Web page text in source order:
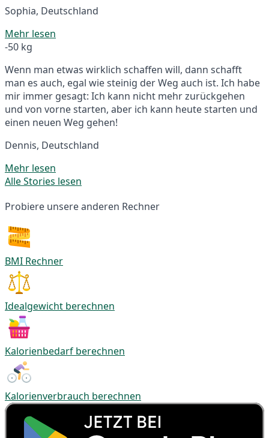
Sophia, Deutschland
Mehr lesen
-50 kg
Wenn man etwas wirklich schaffen will, dann schafft
man es auch, egal wie steinig der Weg auch ist. Ich habe
mir immer gesagt: Ich kann nicht mehr zurückgehen
und von vorne starten, aber ich kann heute starten und
einen neuen Weg gehen!
Dennis, Deutschland
Mehr lesen
Alle Stories lesen
Probiere unsere anderen Rechner
BMI Rechner
Idealgewicht berechnen
Kalorienbedarf berechnen
Kalorienverbrauch berechnen